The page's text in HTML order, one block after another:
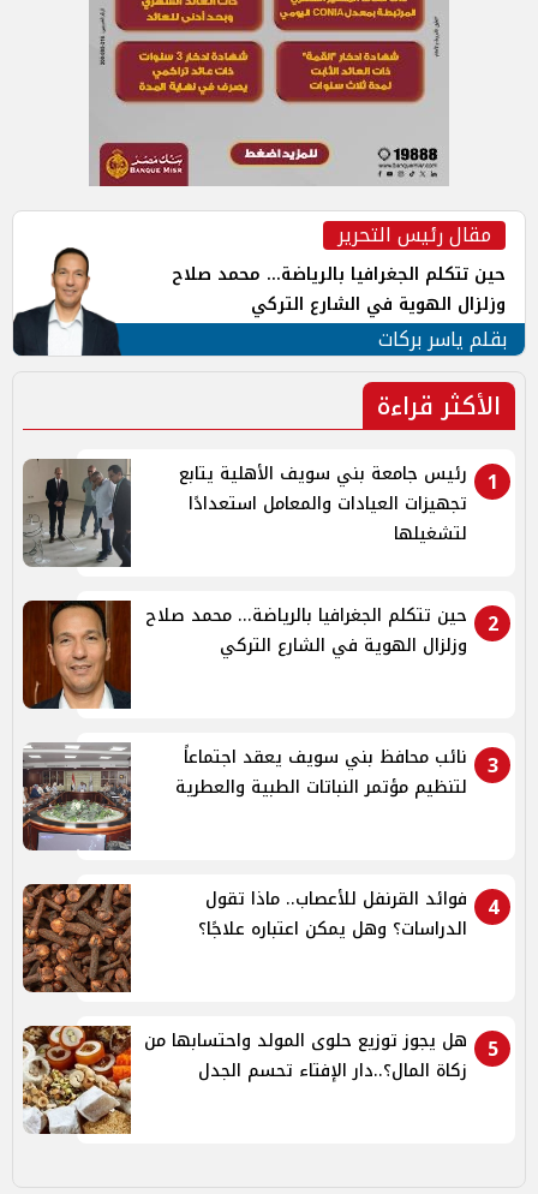
مقال رئيس التحرير
حين تتكلم الجغرافيا بالرياضة... محمد صلاح
وزلزال الهوية في الشارع التركي
بقلم ياسر بركات
الأكثر قراءة
1
رئيس جامعة بني سويف الأهلية يتابع
تجهيزات العيادات والمعامل استعدادًا
لتشغيلها
2
حين تتكلم الجغرافيا بالرياضة... محمد صلاح
وزلزال الهوية في الشارع التركي
3
نائب محافظ بني سويف يعقد اجتماعاً
لتنظيم مؤتمر النباتات الطبية والعطرية
4
فوائد القرنفل للأعصاب.. ماذا تقول
الدراسات؟ وهل يمكن اعتباره علاجًا؟
5
هل يجوز توزيع حلوى المولد واحتسابها من
زكاة المال؟..دار الإفتاء تحسم الجدل